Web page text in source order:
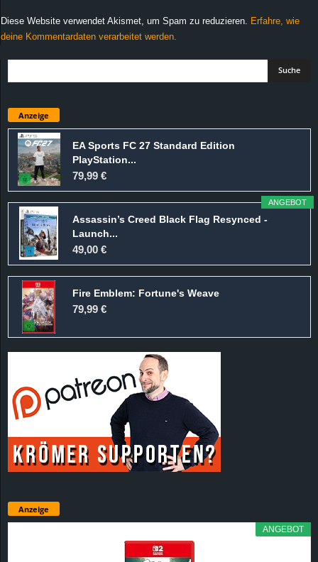
Diese Website verwendet Akismet, um Spam zu reduzieren.
Erfahre, wie
deine Kommentardaten verarbeitet werden.
Anzeige
EA Sports FC 27 Standard Edition
PlayStation...
79,99 €
ANGEBOT
Assassin’s Creed Black Flag Resynced -
Launch...
49,00 €
Fire Emblem: Fortune's Weave
79,99 €
Anzeige
ANGEBOT